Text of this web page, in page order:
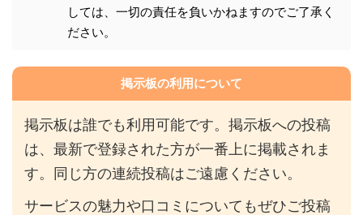
しては、一切の責任を負いかねますのでご了承く
ださい。
掲示板の利用について
掲示板は誰でも利用可能です。掲示板への投稿
は、最新で登録された方が一番上に掲載されま
す。同じ方の連続投稿はご遠慮ください。
サービスの魅力や口コミについてもぜひご投稿